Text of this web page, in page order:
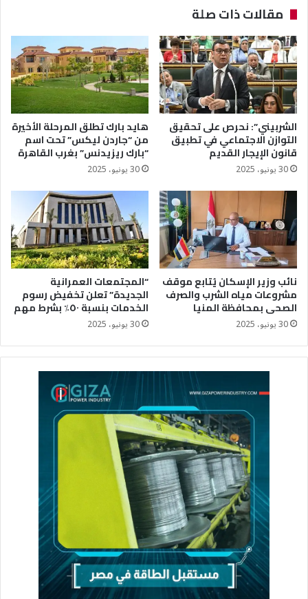
مقالات ذات صلة
الشربيني”: نحرص على تحقيق
التوازن الاجتماعي في تطبيق
قانون الإيجار القديم
30 يونيو، 2025
هايد بارك تطلق المرحلة الأخيرة
من “جاردن ليكس” تحت اسم
“بارك ريزيدنس” بغرب القاهرة
30 يونيو، 2025
نائب وزير الإسكان يُتابع موقف
مشروعات مياه الشرب والصرف
الصحى بمحافظة المنيا
30 يونيو، 2025
“المجتمعات العمرانية
الجديدة” تعلن تخفيض رسوم
الخدمات بنسبة ٥٠٪؜ بشرط مهم
30 يونيو، 2025